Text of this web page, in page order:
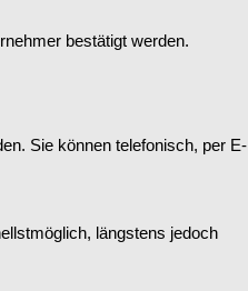
bestätigt werden.
Sie können telefonisch, per E-
längstens jedoch